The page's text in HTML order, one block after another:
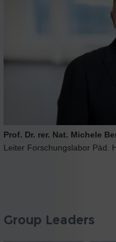
Prof. Dr. rer. Nat. Michele
Leiter Forschungslabor Päd.
Group Leaders